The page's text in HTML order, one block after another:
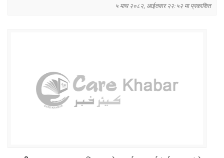
५ माघ २०८२, आईतवार २२:५२ मा प्रकाशित